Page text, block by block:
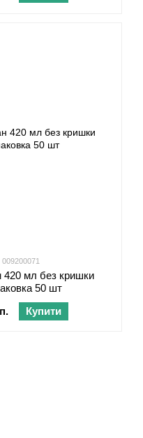
009200071
420 мл без кришки
50 шт
Купити